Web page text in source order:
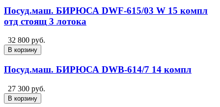
Посуд.маш. БИРЮСА DWF-615/03 W 15 компл
отд стоящ 3 лотока
32 800 руб.
В корзину
Посуд.маш. БИРЮСА DWB-614/7 14 компл
27 300 руб.
В корзину